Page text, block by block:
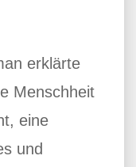
erklärte
Menschheit
eine
und